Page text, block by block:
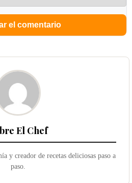
El Chef
y creador de recetas deliciosas paso a
paso.